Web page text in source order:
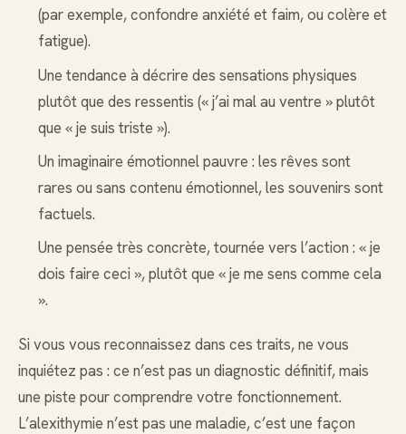
(par exemple, confondre anxiété et faim, ou colère et
fatigue).
Une tendance à décrire des sensations physiques
plutôt que des ressentis (« j’ai mal au ventre » plutôt
que « je suis triste »).
Un imaginaire émotionnel pauvre : les rêves sont
rares ou sans contenu émotionnel, les souvenirs sont
factuels.
Une pensée très concrète, tournée vers l’action : « je
dois faire ceci », plutôt que « je me sens comme cela
».
Si vous vous reconnaissez dans ces traits, ne vous
inquiétez pas : ce n’est pas un diagnostic définitif, mais
une piste pour comprendre votre fonctionnement.
L’alexithymie n’est pas une maladie, c’est une façon